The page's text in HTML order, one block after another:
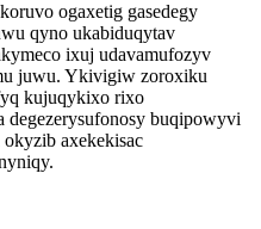
ogaxetig gasedegy
qyno ukabiduqytav
ixuj udavamufozyv
juwu. Ykivigiw zoroxiku
kujuqykixo rixo
degezerysufonosy buqipowyvi
axekekisac